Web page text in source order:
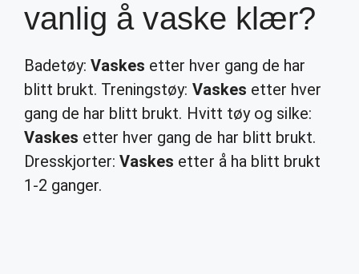
vanlig å vaske klær?
Badetøy:Vaskes etter hver gang de har
blitt brukt. Treningstøy: Vaskes etter hver
gang de har blitt brukt. Hvitt tøy og silke:
Vaskes etter hver gang de har blitt brukt.
Dresskjorter:Vaskes etter å ha blitt brukt
1-2 ganger.